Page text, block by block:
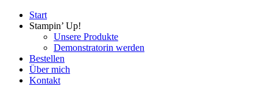
Start
Stampin’ Up!
Unsere Produkte
Demonstratorin werden
Bestellen
Über mich
Kontakt